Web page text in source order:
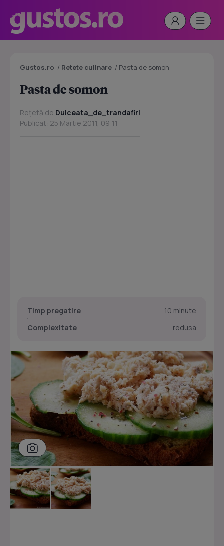
Gustos.ro / Retete culinare / Pasta de somon
Pasta de somon
Rețetă de Dulceata_de_trandafiri
Publicat: 25 Martie 2011, 09:11
Timp pregatire
10 minute
Complexitate
redusa